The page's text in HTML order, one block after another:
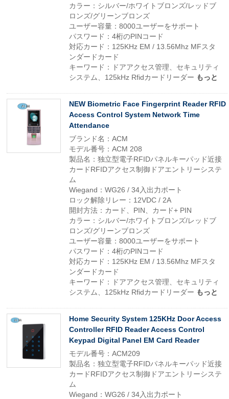
カラー：シルバー/ホワイトブロンズ/レッドブ
ロンズ/グリーンブロンズ
ユーザー容量：8000ユーザーをサポート
パスワード：4桁のPINコード
対応カード：125KHz EM / 13.56Mhz MFスタ
ンダードカード
キーワード：ドアアクセス管理、セキュリティ
システム、125kHz Rfidカードリーダー もっと
NEW Biometric Face Fingerprint Reader RFID
Access Control System Network Time
Attendance
ブランド名：ACM
モデル番号：ACM 208
製品名：独立型電子RFIDパネルキーパッド近接
カードRFIDアクセス制御ドアエントリーシステ
ム
Wiegand：WG26 / 34入出力ポート
ロック解除リレー：12VDC / 2A
開封方法：カード、PIN、カード+ PIN
カラー：シルバー/ホワイトブロンズ/レッドブ
ロンズ/グリーンブロンズ
ユーザー容量：8000ユーザーをサポート
パスワード：4桁のPINコード
対応カード：125KHz EM / 13.56Mhz MFスタ
ンダードカード
キーワード：ドアアクセス管理、セキュリティ
システム、125kHz Rfidカードリーダー もっと
Home Security System 125KHz Door Access
Controller RFID Reader Access Control
Keypad Digital Panel EM Card Reader
モデル番号：ACM209
製品名：独立型電子RFIDパネルキーパッド近接
カードRFIDアクセス制御ドアエントリーシステ
ム
Wiegand：WG26 / 34入出力ポート